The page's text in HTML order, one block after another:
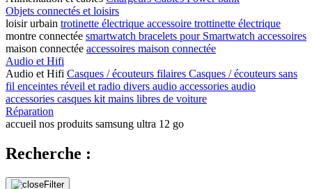
Objets connectés et loisirs
loisir urbain trotinette électrique accessoire trottinette électrique
montre connectée smartwatch bracelets pour Smartwatch accessoires
maison connectée accessoires maison connectée
Audio et Hifi
Audio et Hifi Casques / écouteurs filaires Casques / écouteurs sans
fil enceintes réveil et radio divers audio accessories audio
accessories casques kit mains libres de voiture
Réparation
accueil nos produits samsung ultra 12 go
Recherche :